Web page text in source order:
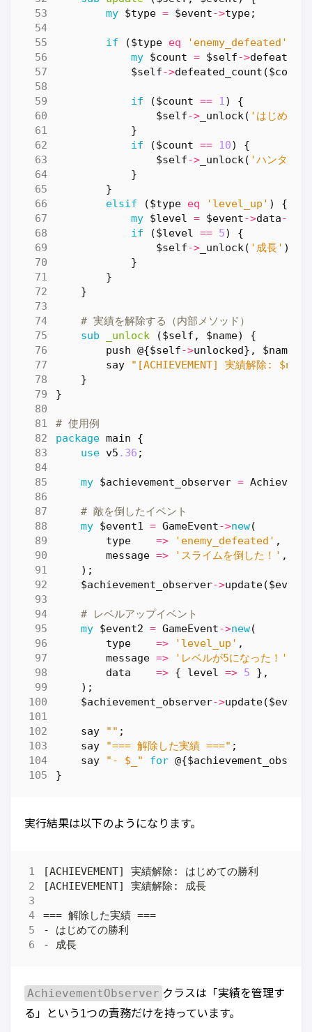
my $type = $event->type;
if ($type eq 'enemy_defeated'
my $count = $self->
$self->defeated_count ($count
if ($count == 1)
{
$self-> _unlock( 'はじめて
}
if
($count == 10)
{
$self-> _unlock( 'ハンター'
}
}
elsif
($type eq 'level_up' )
{
my $level = $event->data->
if
($level == 5)
{
$self-> _unlock( '成長' );
}
}
}
# 実績を解除する（内部メソッド）
sub
_unlock
($self, $name) {
push @{$self->unlocked}, $name
say
"[ACHIEVEMENT] 実績解除:
}
}
# 使用例
package main
{
use v5 .36 ;
my $achievement_observer =
# 敵を倒したイベント
my $event1 = GameEvent->new(
type
=> 'enemy_defeated' ,
message => 'スライムを倒した！' ,
);
$achievement_observer->update(
# レベルアップイベント
my $event2 = GameEvent->new(
type
=> 'level_up' ,
message => 'レベルが5になった！'
data
=> { level => 5
},
);
$achievement_observer->update(
say "" ;
say
"=== 解除した実績 ===" ;
say
"- $_" for @{
}
実行結果は以下のようになります。
AchievementObserver クラスは「実績を管理す
る」という1つの責務だけを持っています。